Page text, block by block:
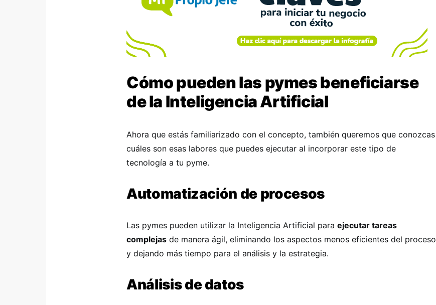
Cómo pueden las pymes beneficiarse
de la Inteligencia Artificial
Ahora que estás familiarizado con el concepto, también queremos que conozcas
cuáles son esas labores que puedes ejecutar al incorporar este tipo de
tecnología a tu pyme.
Automatización de procesos
Las pymes pueden utilizar la Inteligencia Artificial para ejecutar tareas
complejas de manera ágil, eliminando los aspectos menos eficientes del proceso
y dejando más tiempo para el análisis y la estrategia.
Análisis de datos